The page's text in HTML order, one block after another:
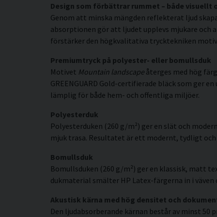
Design som förbättrar rummet – både visuellt
Genom att minska mängden reflekterat ljud
absorptionen gör att ljudet upplevs mjukare och
förstärker den högkvalitativa trycktekniken
Premiumtryck på polyester- eller bomullsduk
Motivet Mountain landscape återges med hög
GREENGUARD Gold-certifierade bläck som ger
lämplig för både hem- och offentliga miljöer.
Polyesterduk
Polyesterduken (260 g/m²) ger en slät och
mjuk trasa. Resultatet är ett modernt, tydligt
Bomullsduk
Bomullsduken (260 g/m²) ger en klassisk, matt
dukmaterial smälter HP Latex-färgerna in i
Akustisk kärna med hög densitet och
Den ljudabsorberande kärnan består av minst